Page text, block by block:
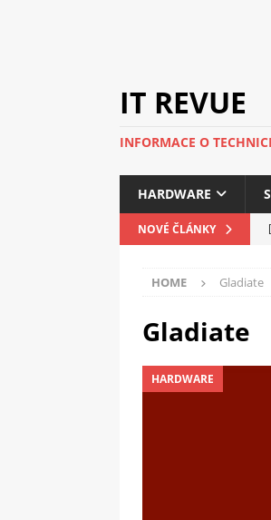
IT REVUE
INFORMACE O
HARDWARE
NOVÉ ČLÁNKY
HOME Gladiate
Gladiate
HARDWARE